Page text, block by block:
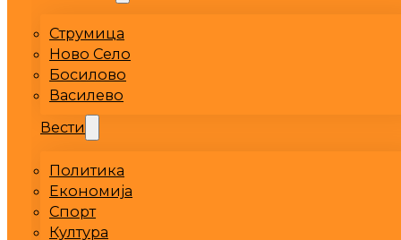
Струмица
Ново Село
Босилово
Василево
Вести
Политика
Економија
Спорт
Култура